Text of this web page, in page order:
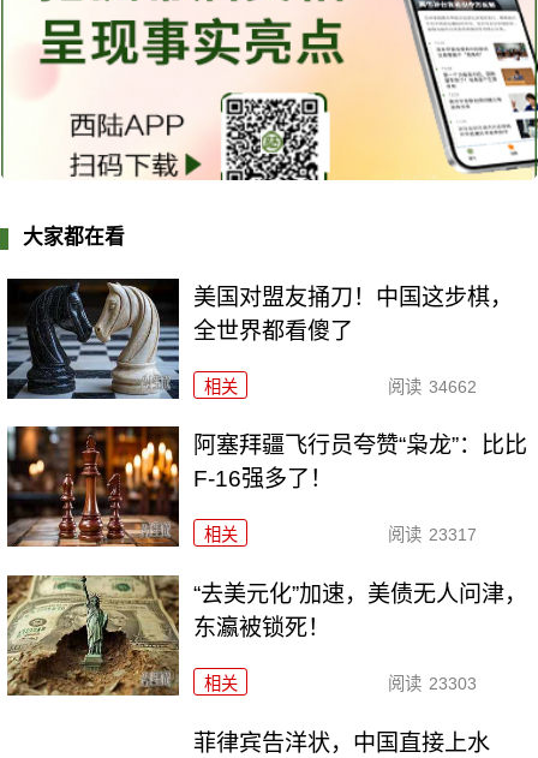
大家都在看
美国对盟友捅刀！中国这步棋，
全世界都看傻了
相关 阅读 34662
阿塞拜疆飞行员夸赞“枭龙”：比比
F-16强多了！
相关 阅读 23317
“去美元化”加速，美债无人问津，
东瀛被锁死！
相关 阅读 23303
菲律宾告洋状，中国直接上水